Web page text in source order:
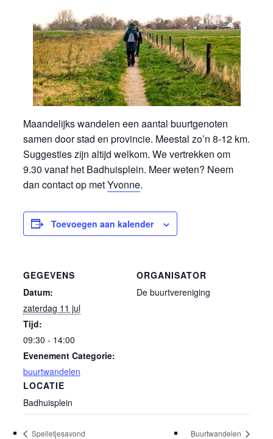
Maandelijks wandelen een aantal buurtgenoten
samen door stad en provincie. Meestal zo’n 8-12 km.
Suggesties zijn altijd welkom. We vertrekken om
9.30 vanaf het Badhuisplein. Meer weten? Neem
dan contact op metYvonne.
Toevoegen aan kalender
GEGEVENS
Datum:
zaterdag 11 jul
Tijd:
09:30 - 14:00
Evenement Categorie:
buurtwandelen
LOCATIE
Badhuisplein
ORGANISATOR
De buurtvereniging
Spelletjesavond Buurtwandelen